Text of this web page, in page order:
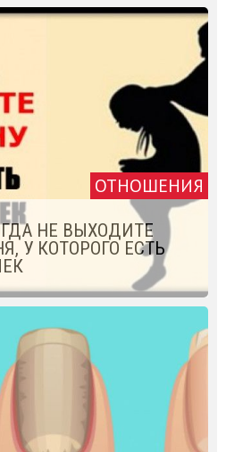
ОТНОШЕНИЯ
НЕ ВЫХОДИТЕ
У КОТОРОГО ЕСТЬ